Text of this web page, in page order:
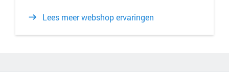
Lees meer webshop ervaringen